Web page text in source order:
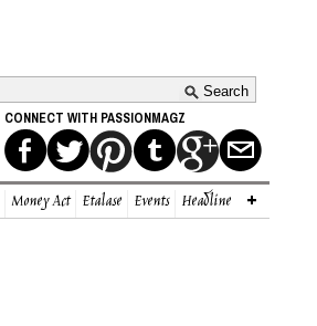
CONNECT WITH PASSIONMAGZ
Money Act Etalase Events Headline